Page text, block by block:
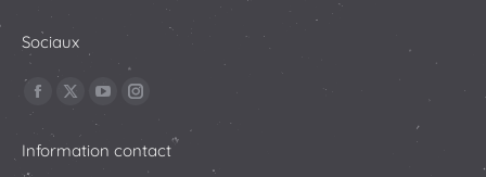
Sociaux
Trouvez nous sur :
La
page
Facebook
La
X
YouTube
La
Instagram
Information contact